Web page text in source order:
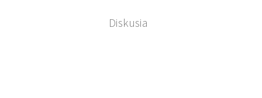
Diskusia